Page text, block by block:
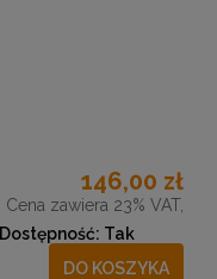
146,00 zł
Cena zawiera 23% VAT,
Dostępność: Tak
DO KOSZYKA